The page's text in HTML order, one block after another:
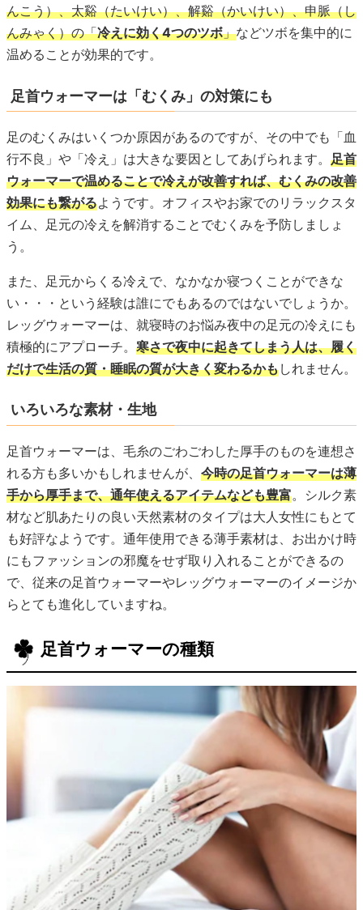
んこう）、太谿（たいけい）、解谿（かいけい）、申脈（し
んみゃく）の「冷えに効く4つのツボ」などツボを集中的に
温めることが効果的です。
足首ウォーマーは「むくみ」の対策にも
足のむくみはいくつか原因があるのですが、その中でも「血
行不良」や「冷え」は大きな要因としてあげられます。 足首
ウォーマーで温めることで冷えが改善すれば、むくみの改善
効果にも繋がるようです。オフィスやお家でのリラックスタ
イム、足元の冷えを解消することでむくみを予防しましょ
う。
また、足元からくる冷えで、なかなか寝つくことができな
い・・・という経験は誰にでもあるのではないでしょうか。
レッグウォーマーは、就寝時のお悩み夜中の足元の冷えにも
積極的にアプローチ。 寒さで夜中に起きてしまう人は、履く
だけで生活の質・睡眠の質が大きく変わるかもしれません。
いろいろな素材・生地
足首ウォーマーは、毛糸のごわごわした厚手のものを連想さ
れる方も多いかもしれませんが、 今時の足首ウォーマーは薄
手から厚手まで、通年使えるアイテムなども豊富。シルク素
材など肌あたりの良い天然素材のタイプは大人女性にもとて
も好評なようです。通年使用できる薄手素材は、お出かけ時
にもファッションの邪魔をせず取り入れることができるの
で、従来の足首ウォーマーやレッグウォーマーのイメージか
らとても進化していますね。
足首ウォーマーの種類